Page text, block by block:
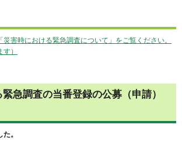
害時における緊急調査について」をご覧ください。
）
急調査の当番登録の公募（申請）
。